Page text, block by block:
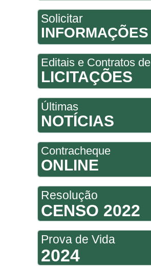
Solicitar
INFORMAÇÕES
Editais e Contratos de
LICITAÇÕES
Últimas
NOTÍCIAS
Contracheque
ONLINE
Resolução
CENSO 2022
Prova de Vida
2024